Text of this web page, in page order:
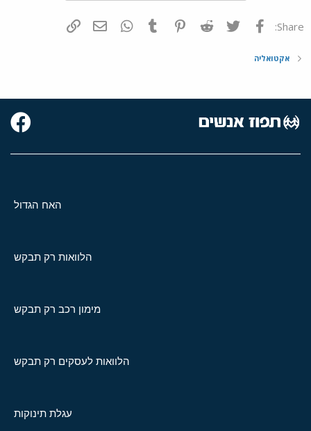
Share: פייסבוק Twitter
Reddit
Pinterest
Tumblr
WhatsAppדואר אלקטרוני
אקטואליה
האח הגדול
הלוואות רק תבקש
מימון רכב רק תבקש
הלוואות לעסקים רק תבקש
עגלת תינוקות